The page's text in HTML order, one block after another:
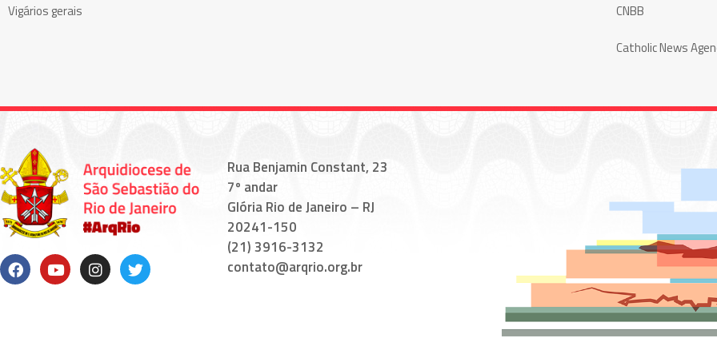
Vigários gerais
CNBB
Catholic News
Rua Benjamin Constant, 23
7º andar
Glória Rio de Janeiro – RJ
20241-150
(21) 3916-3132
contato@arqrio.org.br